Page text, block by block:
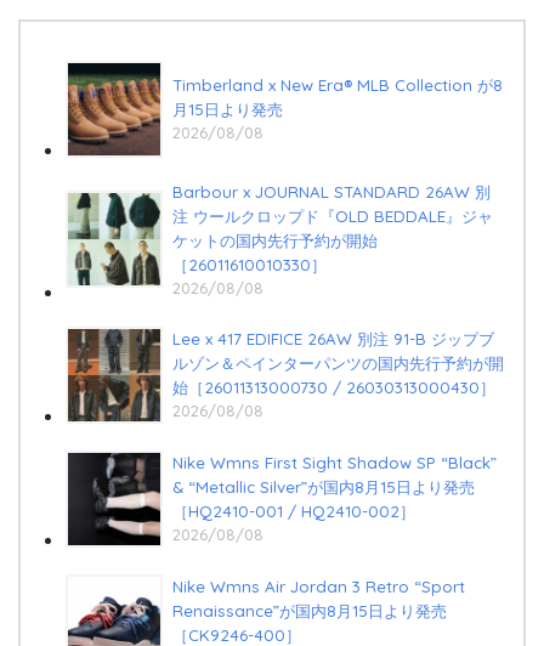
Timberland x New Era®︎ MLB Collection が8
月15日より発売
2026/08/08
Barbour x JOURNAL STANDARD 26AW 別
注 ウールクロップド『OLD BEDDALE』ジャ
ケットの国内先行予約が開始
［26011610010330］
2026/08/08
Lee x 417 EDIFICE 26AW 別注 91-B ジップブ
ルゾン＆ペインターパンツの国内先行予約が開
始［26011313000730 / 26030313000430］
2026/08/08
Nike Wmns First Sight Shadow SP “Black”
& “Metallic Silver”が国内8月15日より発売
［HQ2410-001 / HQ2410-002］
2026/08/08
Nike Wmns Air Jordan 3 Retro “Sport
Renaissance”が国内8月15日より発売
［CK9246-400］